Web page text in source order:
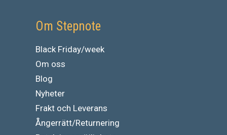
Om Stepnote
Black Friday/week
Om oss
Blog
Nyheter
Frakt och Leverans
Ångerrätt/Returnering